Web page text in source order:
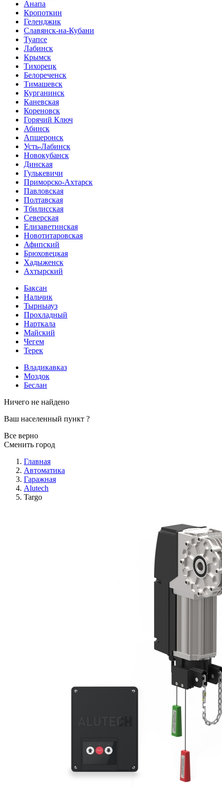
Анапа
Кропоткин
Геленджик
Славянск-на-Кубани
Туапсе
Лабинск
Крымск
Тихорецк
Белореченск
Тимашевск
Курганинск
Каневская
Кореновск
Горячий Ключ
Абинск
Апшеронск
Усть-Лабинск
Новокубанск
Динская
Гулькевичи
Приморско-Ахтарск
Павловская
Полтавская
Тбилисская
Северская
Елизаветинская
Новотитаровская
Афипский
Брюховецкая
Хадыженск
Ахтырский
Баксан
Нальчик
Тырныауз
Прохладный
Нарткала
Майский
Чегем
Терек
Владикавказ
Моздок
Беслан
Ничего не найдено
Ваш населенный пункт ?
Все верно
Сменить город
Главная
Автоматика
Гаражная
Alutech
Targo